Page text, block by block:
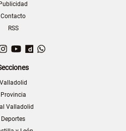
Publicidad
Contacto
RSS
Instagram
YouTubeDailymotion
Valladolid
Provincia
Valladolid
Deportes